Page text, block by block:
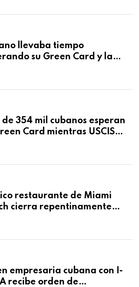
llevaba tiempo
su Green Card y la
de 354 mil cubanos esperan
Card mientras USCIS
restaurante de Miami
cierra repentinamente
empresaria cubana con I-
recibe orden de